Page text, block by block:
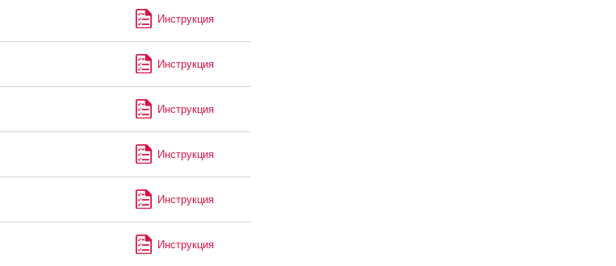
Инструкция
Инструкция
Инструкция
Инструкция
Инструкция
Инструкция